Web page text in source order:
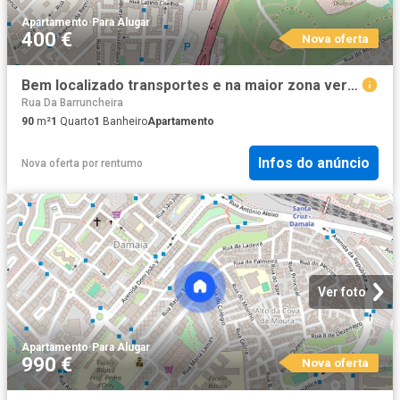
Apartamento· Para Alugar
400 € Nova oferta
Bem localizado transportes e na maior zona verde de Lisboa
Rua Da Barruncheira
90 m²1 Quarto1 BanheiroApartamento
Nova oferta por rentumo Infos do anúncio
Ver foto
Apartamento·Para Alugar
990 € Nova oferta